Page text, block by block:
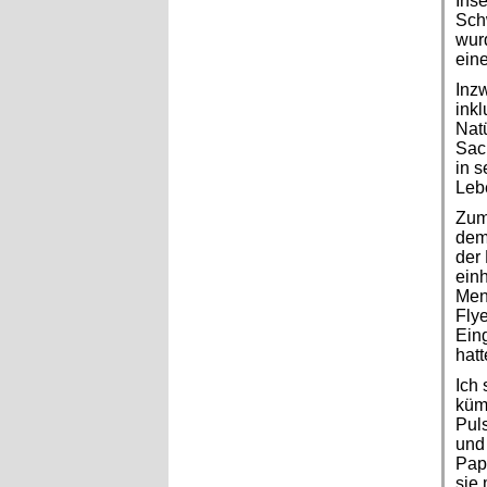
in
der
Ich
sie